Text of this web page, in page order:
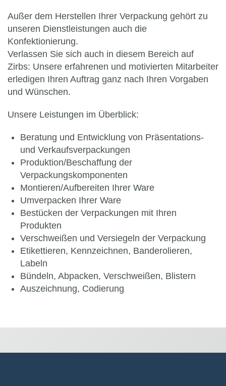
Außer dem Herstellen Ihrer Verpackung gehört zu
unseren Dienstleistungen auch die
Konfektionierung.
Verlassen Sie sich auch in diesem Bereich auf
Zirbs: Unsere erfahrenen und motivierten Mitarbeiter
erledigen Ihren Auftrag ganz nach Ihren Vorgaben
und Wünschen.
Unsere Leistungen im Überblick:
Beratung und Entwicklung von Präsentations-
und Verkaufsverpackungen
Produktion/Beschaffung der
Verpackungskomponenten
Montieren/Aufbereiten Ihrer Ware
Umverpacken Ihrer Ware
Bestücken der Verpackungen mit Ihren
Produkten
Verschweißen und Versiegeln der Verpackung
Etikettieren, Kennzeichnen, Banderolieren,
Labeln
Bündeln, Abpacken, Verschweißen, Blistern
Auszeichnung, Codierung